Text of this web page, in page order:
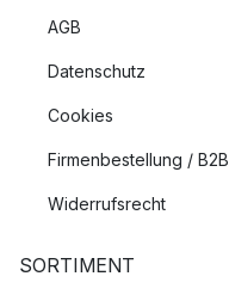
AGB
Datenschutz
Cookies
Firmenbestellung / B2B
Widerrufsrecht
SORTIMENT